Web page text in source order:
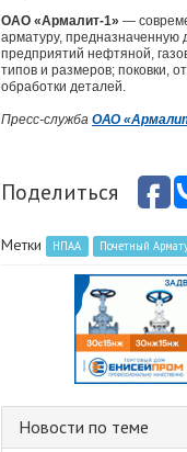
ОАО «Армалит-1» —
арматуру,
предприятий нефтяной,
типов и размеров; поковки,
обработки деталей.
Пресс-служба ОАО
Поделиться
Метки НПАА Почетный
Новости по теме